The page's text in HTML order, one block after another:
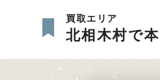
買取エリア
北相木村で